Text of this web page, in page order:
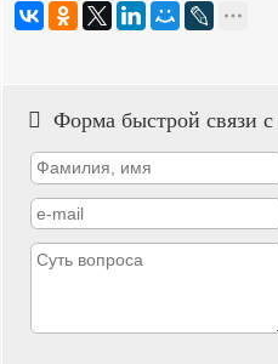
Форма быстрой связи